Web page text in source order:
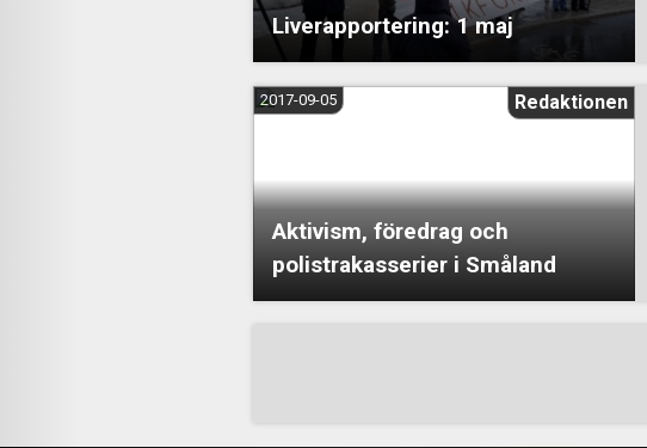
Liverapportering: 1 maj
Aktivism, föredrag och
polistrakasserier i Småland
2017-09-05
Redaktionen